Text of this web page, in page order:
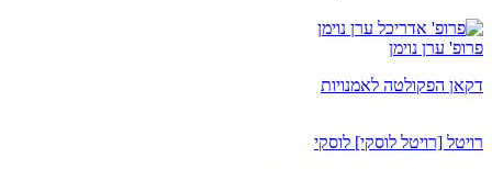
פרופ' ערן נוימן
דקאן הפקולטה לאמנויות
רויטל [רויטל לוסקי] לוסקי